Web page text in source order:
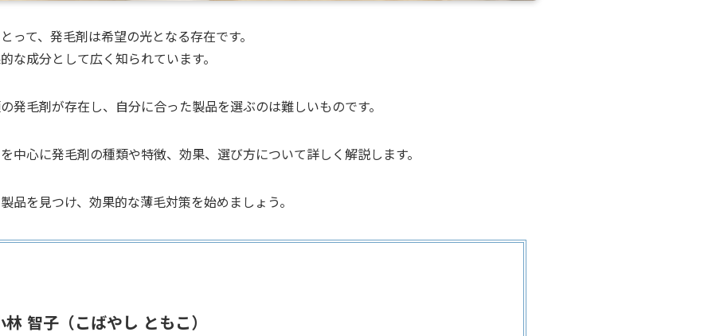
って、発毛剤は希望の光となる存在です。
な成分として広く知られています。
発毛剤が存在し、自分に合った製品を選ぶのは難しいものです。
中心に発毛剤の種類や特徴、効果、選び方について詳しく解説します。
品を見つけ、効果的な薄毛対策を始めましょう。
林 智子（こばやし ともこ）